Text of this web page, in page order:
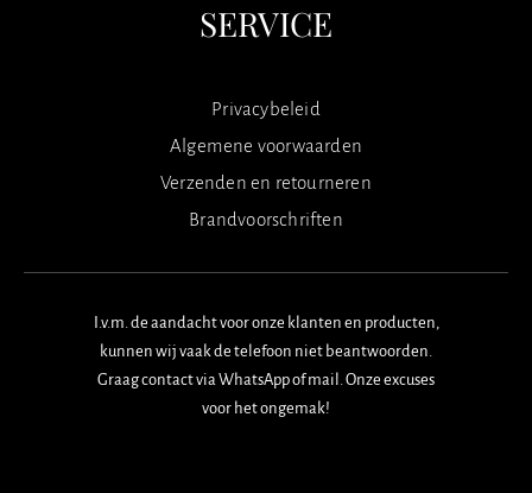
SERVICE
Privacybeleid
Algemene voorwaarden
Verzenden en retourneren
Brandvoorschriften
I.v.m. de aandacht voor onze klanten en producten,
kunnen wij vaak de telefoon niet beantwoorden.
Graag contact via WhatsApp of mail. Onze excuses
voor het ongemak!